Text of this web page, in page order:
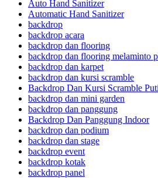
Auto Hand Sanitizer
Automatic Hand Sanitizer
backdrop
backdrop acara
backdrop dan flooring
backdrop dan flooring melaminto
backdrop dan karpet
backdrop dan kursi scramble
Backdrop Dan Kursi Scramble
backdrop dan mini garden
backdrop dan panggung
Backdrop Dan Panggung Indoor
backdrop dan podium
backdrop dan stage
backdrop event
backdrop kotak
backdrop panel